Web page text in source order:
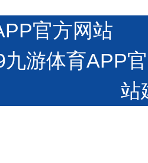
官方网站
九游体育
站